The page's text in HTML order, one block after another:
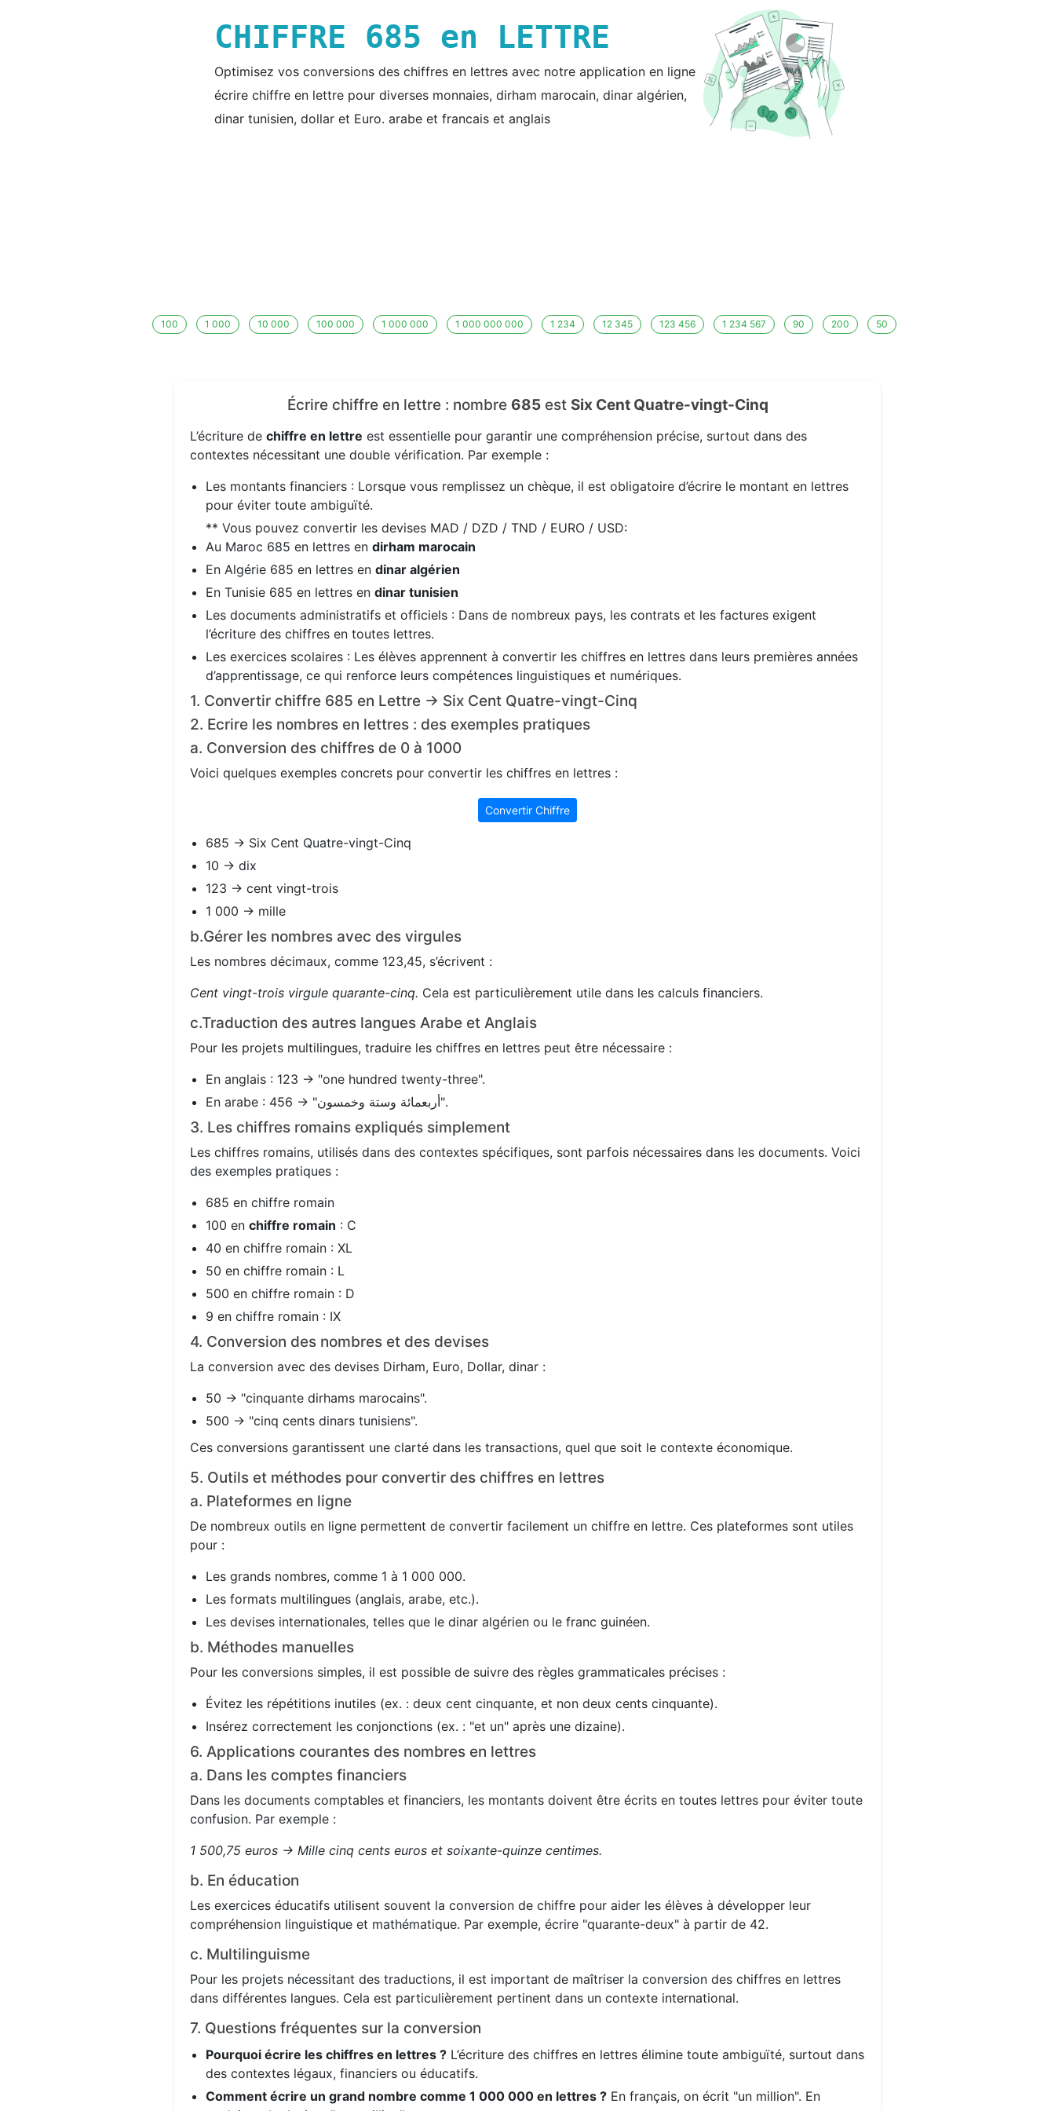
CHIFFRE 685 en LETTRE
Optimisez vos conversions des chiffres en lettres avec notre application en ligne
écrire chiffre en lettre pour diverses monnaies, dirham marocain, dinar algérien,
dinar tunisien, dollar et Euro. arabe et francais et anglais
100 1 000 10 000 100 000 1 000 000 1 000 000 000 1 234 12 345 123 456 1 234 567 90 200 50
Écrire chiffre en lettre : nombre 685est Six Cent Quatre-vingt-Cinq
L’écriture de chiffre en lettre est essentielle pour garantir une compréhension précise, surtout dans des
contextes nécessitant une double vérification. Par exemple :
Les montants financiers : Lorsque vous remplissez un chèque, il est obligatoire d’écrire le montant en lettres
pour éviter toute ambiguïté.
** Vous pouvez convertir les devises MAD / DZD / TND / EURO / USD:
Au Maroc 685 en lettres en dirham marocain
En Algérie 685 en lettres en dinar algérien
En Tunisie 685 en lettres en dinar tunisien
Les documents administratifs et officiels : Dans de nombreux pays, les contrats et les factures exigent
l’écriture des chiffres en toutes lettres.
Les exercices scolaires : Les élèves apprennent à convertir les chiffres en lettres dans leurs premières années
d’apprentissage, ce qui renforce leurs compétences linguistiques et numériques.
1. Convertir chiffre 685 en Lettre → Six Cent Quatre-vingt-Cinq
2. Ecrire les nombres en lettres : des exemples pratiques
a. Conversion des chiffres de 0 à 1000
Voici quelques exemples concrets pour convertir les chiffres en lettres :
Convertir Chiffre
685 → Six Cent Quatre-vingt-Cinq
10 → dix
123 → cent vingt-trois
1 000 → mille
b.Gérer les nombres avec des virgules
Les nombres décimaux, comme 123,45, s’écrivent :
Cent vingt-trois virgule quarante-cinq. Cela est particulièrement utile dans les calculs financiers.
c.Traduction des autres langues Arabe et Anglais
Pour les projets multilingues, traduire les chiffres en lettres peut être nécessaire :
En anglais : 123 → "one hundred twenty-three".
En arabe : 456 → "أربعمائة وستة وخمسون".
3. Les chiffres romains expliqués simplement
Les chiffres romains, utilisés dans des contextes spécifiques, sont parfois nécessaires dans les documents. Voici
des exemples pratiques :
685 en chiffre romain
100 en chiffre romain : C
40 en chiffre romain : XL
50 en chiffre romain : L
500 en chiffre romain : D
9 en chiffre romain : IX
4. Conversion des nombres et des devises
La conversion avec des devises Dirham, Euro, Dollar, dinar :
50 → "cinquante dirhams marocains".
500 → "cinq cents dinars tunisiens".
Ces conversions garantissent une clarté dans les transactions, quel que soit le contexte économique.
5. Outils et méthodes pour convertir des chiffres en lettres
a. Plateformes en ligne
De nombreux outils en ligne permettent de convertir facilement un chiffre en lettre. Ces plateformes sont utiles
pour :
Les grands nombres, comme 1 à 1 000 000.
Les formats multilingues (anglais, arabe, etc.).
Les devises internationales, telles que le dinar algérien ou le franc guinéen.
b. Méthodes manuelles
Pour les conversions simples, il est possible de suivre des règles grammaticales précises :
Évitez les répétitions inutiles (ex. : deux cent cinquante, et non deux cents cinquante).
Insérez correctement les conjonctions (ex. : "et un" après une dizaine).
6. Applications courantes des nombres en lettres
a. Dans les comptes financiers
Dans les documents comptables et financiers, les montants doivent être écrits en toutes lettres pour éviter toute
confusion. Par exemple :
1 500,75 euros → Mille cinq cents euros et soixante-quinze centimes.
b. En éducation
Les exercices éducatifs utilisent souvent la conversion de chiffre pour aider les élèves à développer leur
compréhension linguistique et mathématique. Par exemple, écrire "quarante-deux" à partir de 42.
c. Multilinguisme
Pour les projets nécessitant des traductions, il est important de maîtriser la conversion des chiffres en lettres
dans différentes langues. Cela est particulièrement pertinent dans un contexte international.
7. Questions fréquentes sur la conversion
Pourquoi écrire les chiffres en lettres ? L’écriture des chiffres en lettres élimine toute ambiguïté, surtout dans
des contextes légaux, financiers ou éducatifs.
Comment écrire un grand nombre comme 1 000 000 en lettres ? En français, on écrit "un million". En